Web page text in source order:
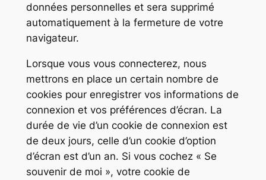
données personnelles et sera supprimé
automatiquement à la fermeture de votre
navigateur.
Lorsque vous vous connecterez, nous
mettrons en place un certain nombre de
cookies pour enregistrer vos informations de
connexion et vos préférences d’écran. La
durée de vie d’un cookie de connexion est
de deux jours, celle d’un cookie d’option
d’écran est d’un an. Si vous cochez « Se
souvenir de moi », votre cookie de